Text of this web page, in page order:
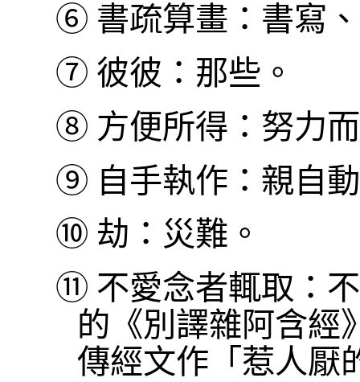
⑥ 書疏算畫：書寫
⑦ 彼彼：那些。
⑧ 方便所得：努力
⑨ 自手執作：親自
⑩ 劫：災難。
⑪ 不愛念者輒取：
的《別譯雜阿含經
傳經文作「惹人厭